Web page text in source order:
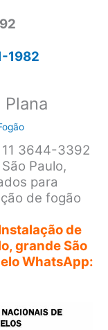
1982
11 3644-3392
Paulo,
para
de fogão
de
grande São
WhatsApp: